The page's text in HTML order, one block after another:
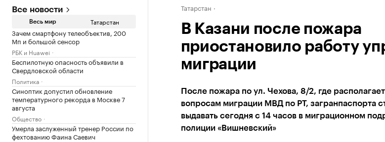
Все новости
Весь мир Татарстан
Зачем смартфону телеобъектив, 200
Мп и большой сенсор
РБК и Huawei
Беспилотную опасность объявили в
Свердловской области
Политика
Синоптик допустил обновление
температурного рекорда в Москве 7
августа
Общество
Умерла заслуженный тренер России по
фехтованию Фаина Саевич
Татарстан
В Казани после пожара
приостановило работу
миграции
После пожара по ул. Чехова, 8/2, где
вопросам миграции МВД по РТ, загранпаспорта
выдавать сегодня с 14 часов в миграционном
полиции «Вишневский»